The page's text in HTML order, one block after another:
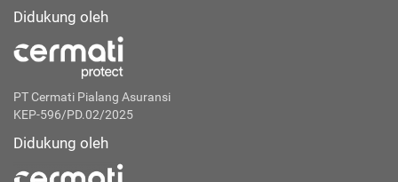
Didukung oleh
PT Cermati Pialang Asuransi
KEP-596/PD.02/2025
Didukung oleh